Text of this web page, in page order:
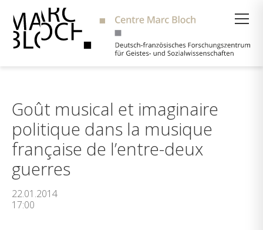
Goût musical et imaginaire
politique dans la musique
française de l’entre-deux
guerres
22.01.2014
17:00